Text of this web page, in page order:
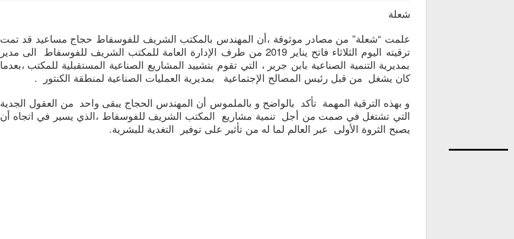
شعلة
علمت “شعلة” من مصادر موثوقة ،أن المهندس بالمكتب الشريف للفوسفاط حجاج مساعيد قد تمت
ترقيته اليوم الثلاثاء فاتح يناير 2019 من طرف الإدارة العامة للمكتب الشريف للفوسفاط الى مدير
بمديرية التنمية الصناعية بابن جرير ، التي تقوم بتشييد المشاريع الصناعية المستقبلية للمكتب ،بعدما
كان يشغل من قبل رئيس المصالح الإجتماعية بمديرية العمليات الصناعية لمنطقة الكنتور .
و بهذه الترقية المهمة تأكد بالواضح و بالملموس أن المهندس الحجاج يبقى واحد من العقول الجدية
التي تشتغل في صمت من أجل تنمية مشاريع المكتب الشريف للفوسفاط ،الذي يسير في اتجاه أن
يصبح الثروة الأولى عبر العالم لما له من تأثير على توفير التغدية للبشرية.